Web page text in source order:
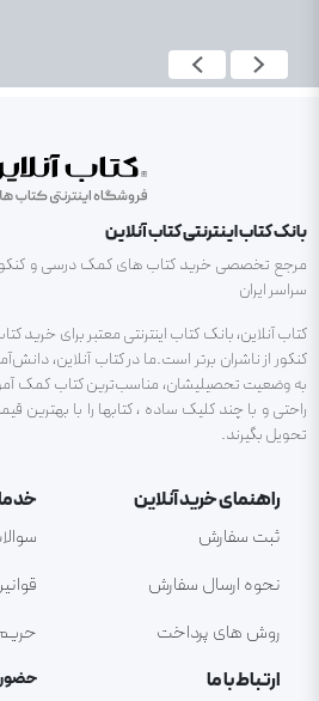
بانک کتاب اینترنتی کتاب آنلاین
مرجع تخصصی خرید کتاب های کمک درسی و کنکور
سراسر ایران
کتاب آنلاین، بانک کتاب اینترنتی معتبر برای
کنکور از ناشران برتر است.ما در کتاب آنلاین،
به وضعیت تحصیلیشان، مناسب‌ترین کتاب کمک
راحتی و با چند کلیک ساده ، کتابها را با بهترین
تحویل بگیرند.
راهنمای خرید آنلاین
ثبت سفارش
نحوه ارسال سفارش
روش های پرداخت
ارتباط با ما
حضور